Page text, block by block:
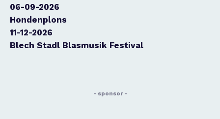
06-09-2026
Hondenplons
11-12-2026
Blech Stadl Blasmusik Festival
- sponsor -